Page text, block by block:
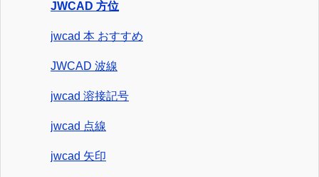
JWCAD 方位
jwcad 本 おすすめ
JWCAD 波線
jwcad 溶接記号
jwcad 点線
jwcad 矢印